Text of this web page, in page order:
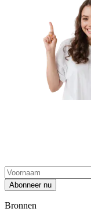
Abonneer nu
Bronnen